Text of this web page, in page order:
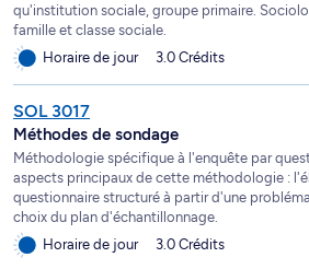
qu'institution sociale, groupe primaire.
famille et classe sociale.
Horaire de jour
3.0 Crédits
SOL 3017
Méthodes de sondage
Méthodologie spécifique à l'enquête par
aspects principaux de cette méthodologie :
questionnaire structuré à partir d'une
choix du plan d'échantillonnage.
Horaire de jour
3.0 Crédits